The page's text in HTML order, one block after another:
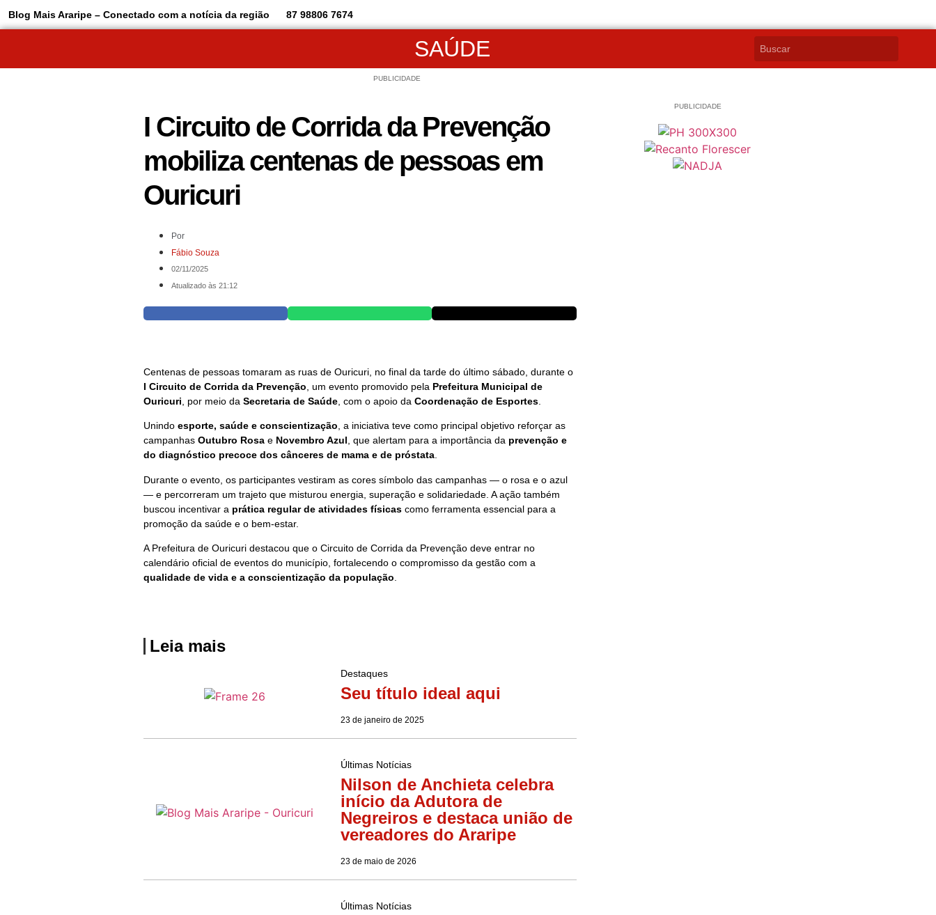
Blog Mais Araripe – Conectado com a notícia da região 87 98806 7674
SAÚDE
PUBLICIDADE
I Circuito de Corrida da Prevenção
mobiliza centenas de pessoas em
Ouricuri
Por
Fábio Souza
02/11/2025
Atualizado às 21:12
Centenas de pessoas tomaram as ruas de Ouricuri, no final da tarde do último sábado, durante o
I Circuito de Corrida da Prevenção , um evento promovido pela Prefeitura Municipal de
Ouricuri , por meio da Secretaria de Saúde, com o apoio da Coordenação de Esportes.
Unindo esporte, saúde e conscientização, a iniciativa teve como principal objetivo reforçar as
campanhas Outubro Rosae Novembro Azul, que alertam para a importância da prevenção e
do diagnóstico precoce dos cânceres de mama e de próstata.
Durante o evento, os participantes vestiram as cores símbolo das campanhas — o rosa e o azul
— e percorreram um trajeto que misturou energia, superação e solidariedade. A ação também
buscou incentivar a prática regular de atividades físicascomo ferramenta essencial para a
promoção da saúde e o bem-estar.
A Prefeitura de Ouricuri destacou que o Circuito de Corrida da Prevenção deve entrar no
calendário oficial de eventos do município, fortalecendo o compromisso da gestão com a
qualidade de vida e a conscientização da população
Leia mais
Destaques
Seu título ideal aqui
23 de janeiro de 2025
Últimas Notícias
Nilson de Anchieta celebra
início da Adutora de
Negreiros e destaca união de
vereadores do Araripe
23 de maio de 2026
Últimas Notícias
PUBLICIDADE